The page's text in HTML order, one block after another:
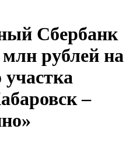
Сбербанк
рублей на
участка
–